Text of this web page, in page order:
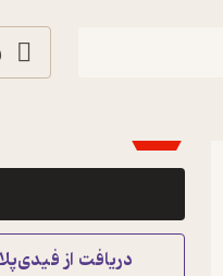
٪30
دریافت از